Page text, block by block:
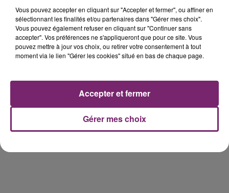
www.plaisirdospaborre.fr
Facebook:www.facebook.com/plaisirdo
Vous pouvez accepter en cliquant sur "Accepter et fermer", ou affiner en
sélectionnant les finalités et/ou partenaires dans "Gérer mes choix".
Vous pouvez également refuser en cliquant sur "Continuer sans
accepter". Vos préférences ne s'appliqueront que pour ce site. Vous
pouvez mettre à jour vos choix, ou retirer votre consentement à tout
moment via le lien "Gérer les cookies" situé en bas de chaque page.
Gérer mes choix
Accepter et fermer